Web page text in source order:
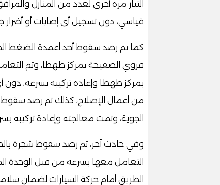
التيار مرة أخرى لعدد من المنازل
قياسي، دون تسجيل أي إصابات أو أضرار
كما تم رصد سقوط أحد أعمدة الضغط
قروي الصفيحة بمركز طهطا، وتم
بمركز طهطا وإعادة تركيبه بسرعة، دون
من أعمال الإصلاح، كذلك تم رصد سقوط
الجوية، وتمت معالجته وإعادة تركيبه
وفي حادث آخر، تم رصد سقوط شجرة
التعامل معها بسرعة من قبل الوحدة
الطريق أمام حركة السيارات لضمان